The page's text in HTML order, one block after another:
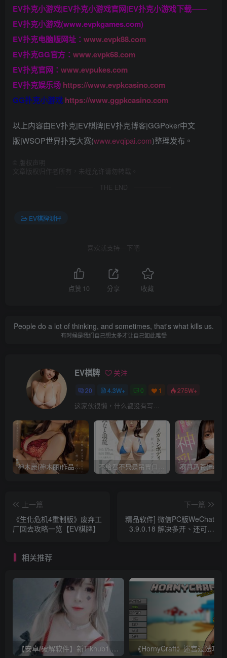
EV扑克小游戏|EV扑克小游戏官网|EV扑克小游戏下载——
EV扑克小游戏(www.evpkgames.com)
EV扑克电脑版网址： www.evpk88.com
EV扑克GG官方： www.evpk68.com
EV扑克官网： www.evpukes.com
EV扑克娱乐场 https://www.evpkcasino.com
GG扑克小游戏 https://www.ggpkcasino.com
以上内容由EV扑克|EV棋牌|EV扑克博客|GGPoker中文
版|WSOP世界扑克大赛(www.evqipai.com)整理发布。
版权声明
文章版权归作者所有，未经允许请勿转载。
THE END
EV棋牌测评
喜欢就支持一下吧
点赞 10 分享 收藏
People do a lot of thinking, and sometimes, that's what kills us.
有时候是我们自己想太多才让自己如此难受
EV棋牌 关注
20 4.3W+ 0 1 275W+
这家伙很懒，什么都没有写...
神木麗(神木丽)作品STARS-804发布！出道一周年，华丽布拉甲闪亮动人！【EV棋牌】 不给看不只是吊胃口！K奶的みなと羽琉(凑羽琉)原来是无码妹「水原圣子」？【EV棋牌】
上一篇
《生化危机4重制版》废弃工
厂回去攻略一览【EV棋牌】
下一篇
精品软件] 微信PC版WeChat
3.9.0.18 解决多开、还可以
相关推荐
【安卓/破解软件】新Tikhub1.13 解锁付费限制，超级会员破解版【EV棋牌】